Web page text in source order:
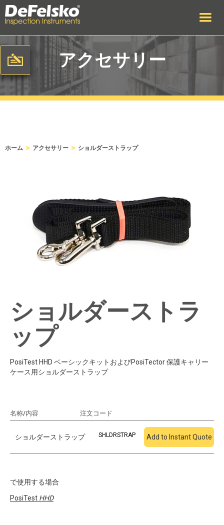
アクセサリー
ホーム > アクセサリー > ショルダーストラップ
ショルダーストラ
ップ
PosiTest HHD ベーシックキットおよびPosiTector 保護キャリー
ケース用ショルダーストラップ
名称/内容 注文コード
ショルダーストラップ SHLDRSTRAP Add to Instant Quote
で使用する場合
PosiTest HHD